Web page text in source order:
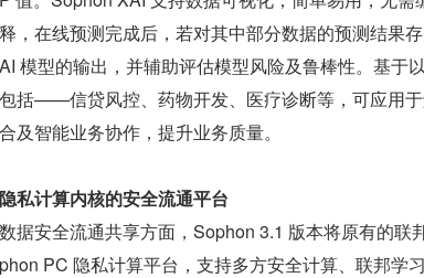
释，在线预测完成后，若对其中部分数据的预测结果
AI 模型的输出，并辅助评估模型风险及鲁棒性。基于
包括——信贷风控、药物开发、医疗诊断等，可应用于
合及智能业务协作，提升业务质量。
隐私计算内核的安全流通平台
数据安全流通共享方面，Sophon 3.1 版本将原有的联
phon PC 隐私计算平台，支持多方安全计算、联邦学